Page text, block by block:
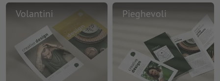
Volantini Pieghevoli